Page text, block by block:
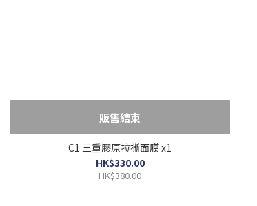
販售結束
C1 三重膠原拉撕面膜 x1
HK$330.00
HK$380.00